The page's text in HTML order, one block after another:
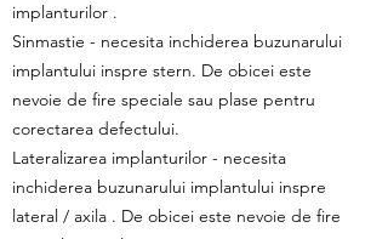
implanturilor .
Sinmastie - necesita inchiderea buzunarului
implantului inspre stern. De obicei este
nevoie de fire speciale sau plase pentru
corectarea defectului.
Lateralizarea implanturilor - necesita
inchiderea buzunarului implantului inspre
lateral / axila . De obicei este nevoie de fire